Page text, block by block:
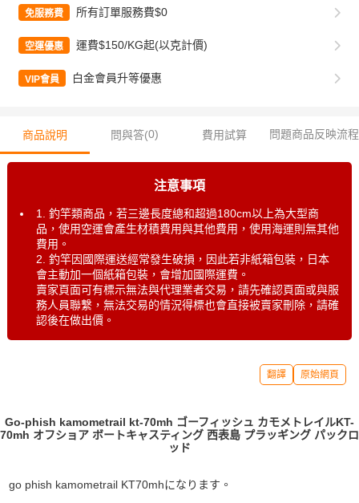
免服務費 所有訂單服務費$0
空運優惠 運費$150/KG起(以克計價)
VIP會員 白金會員升等優惠
商品說明 問與答(0) 費用試算 問題商品反映流程
注意事項
1. 釣竿類商品，若三邊長度總和超過180cm以上為大型商
品，使用空運會產生材積費用與其他費用，使用海運則無其他
費用。
2. 釣竿因國際運送經常發生破損，因此若非紙箱包裝，日本
會主動加一個紙箱包裝，會增加國際運費。
賣家頁面可有標示無法與代理業者交易，請先確認頁面或與服
務人員聯繫，無法交易的情況得標也會直接被賣家刪除，請確
認後在做出價。
翻譯 原始網頁
Go-phish kamometrail kt-70mh ゴーフィッシュ カモメトレイルKT-
70mh オフショア ボートキャスティング 西表島 プラッギング パックロ
ッド
go phish kamometrail KT70mhになります。